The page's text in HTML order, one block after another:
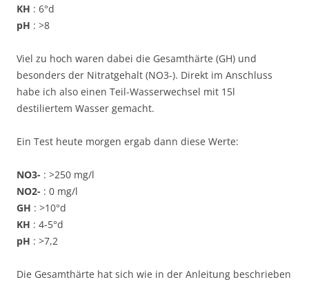
KH : 6°d
pH : >8
Viel zu hoch waren dabei die Gesamthärte (GH) und
besonders der Nitratgehalt (NO3-). Direkt im Anschluss
habe ich also einen Teil-Wasserwechsel mit 15l
destiliertem Wasser gemacht.
Ein Test heute morgen ergab dann diese Werte:
NO3- : >250 mg/l
NO2- : 0 mg/l
GH : >10°d
KH : 4-5°d
pH : >7,2
Die Gesamthärte hat sich wie in der Anleitung beschrieben